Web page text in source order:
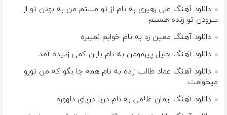
دانلود آهنگ علی رهبری به نام از تو مستم من به بودن تو از
سرودن تو زنده هستم
دانلود آهنگ معین زد به نام خوابم نمیبره
دانلود آهنگ جلیل پیرمومن به نام باران كمى زديده آمد
دانلود آهنگ عماد طالب زاده به نام همه جا بگو که من تورو
میخوامت
دانلود آهنگ ایمان غلامی به نام درﻳﺎ درﻳﺎی دﻟﻬﻮره